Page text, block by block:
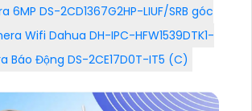
6MP DS-2CD1367G2HP-LIUF/SRB góc
Wifi Dahua DH-IPC-HFW1539DTK1-
Báo Động DS-2CE17D0T-IT5 (C)